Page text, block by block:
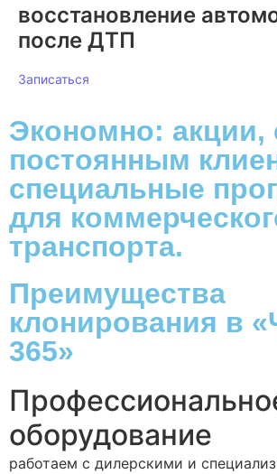
восстановление
после ДТП
Записаться
Экономно: акции,
постоянным
специальные
для
транспорта.
Преимущества
клонирования в
365»
оборудование
работаем с дилерскими и